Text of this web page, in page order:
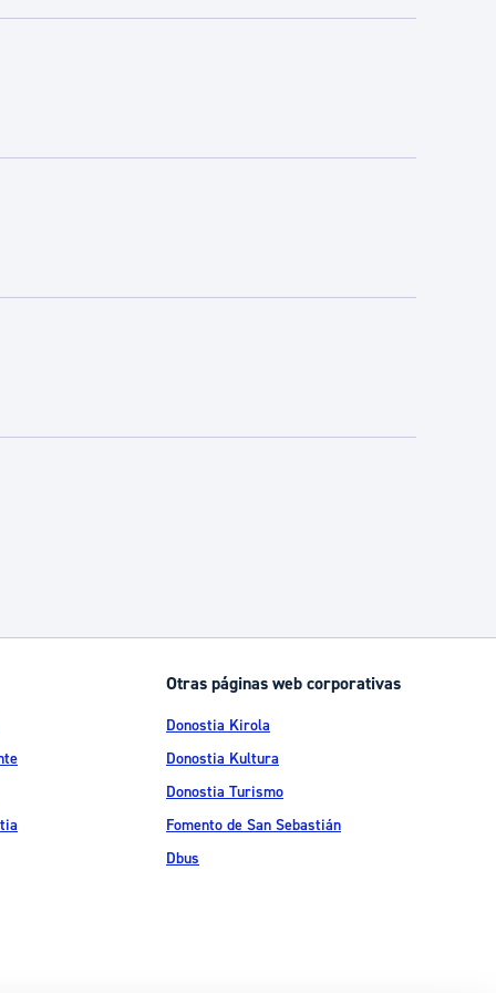
Otras páginas web corporativas
Donostia Kirola
Donostia Kultura
Donostia Turismo
Fomento de San Sebastián
Dbus